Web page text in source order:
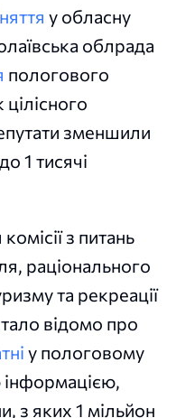
у обласну
облрада
пологового
зменшили
1 тисячі
з питань
раціонального
та рекреації
відомо про
у пологовому
з яких 1 мільйон